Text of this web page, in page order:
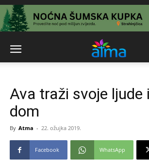
Ava traži svoje ljude
dom
By Atma - 22. ožujka 2019.
Facebook WhatsApp